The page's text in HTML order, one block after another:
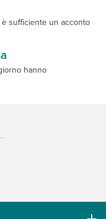
sufficiente un acconto
hanno